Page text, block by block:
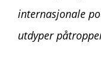
internasjonale
utdyper